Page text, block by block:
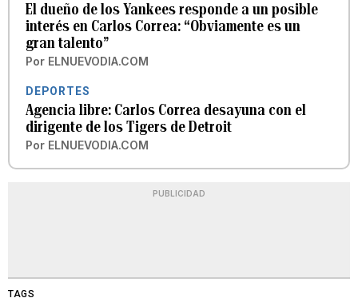
El dueño de los Yankees responde a un posible
interés en Carlos Correa: “Obviamente es un
gran talento”
Por ELNUEVODIA.COM
DEPORTES
Agencia libre: Carlos Correa desayuna con el
dirigente de los Tigers de Detroit
Por ELNUEVODIA.COM
PUBLICIDAD
TAGS